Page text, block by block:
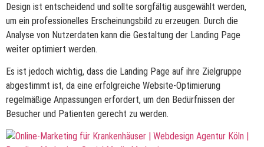
Design ist entscheidend und sollte sorgfältig ausgewählt werden,
um ein professionelles Erscheinungsbild zu erzeugen. Durch die
Analyse von Nutzerdaten kann die Gestaltung der Landing Page
weiter optimiert werden.
Es ist jedoch wichtig, dass die Landing Page auf ihre Zielgruppe
abgestimmt ist, da eine erfolgreiche Website-Optimierung
regelmäßige Anpassungen erfordert, um den Bedürfnissen der
Besucher und Patienten gerecht zu werden.